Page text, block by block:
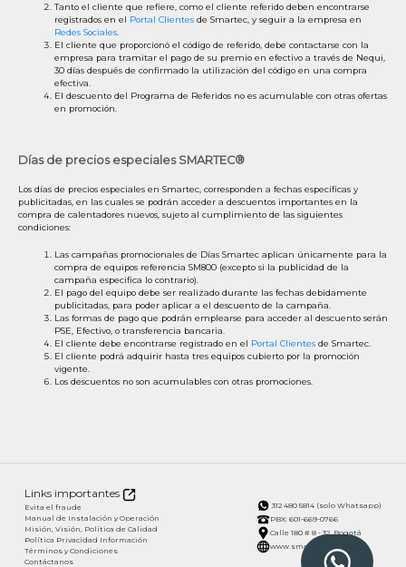
Tanto el cliente que refiere, como el cliente referido deben encontrarse
registrados en el Portal Clientes de Smartec, y seguir a la empresa en
Redes Sociales
El cliente que proporcionó el código de referido, debe contactarse con la
empresa para tramitar el pago de su premio en efectivo a través de Nequi,
30 días después de confirmado la utilización del código en una compra
efectiva.
El descuento del Programa de Referidos no es acumulable con otras ofertas
en promoción.
Días de precios especiales SMARTEC®
Los días de precios especiales en Smartec, corresponden a fechas específicas y
publicitadas, en las cuales se podrán acceder a descuentos importantes en la
compra de calentadores nuevos, sujeto al cumplimiento de las siguientes
condiciones:
Las campañas promocionales de Días Smartec aplican únicamente para la
compra de equipos referencia SM800 (excepto si la publicidad de la
campaña especifica lo contrario).
El pago del equipo debe ser realizado durante las fechas debidamente
publicitadas, para poder aplicar a el descuento de la campaña.
Las formas de pago que podrán emplearse para acceder al descuento serán
PSE, Efectivo, o transferencia bancaria.
El cliente debe encontrarse registrado en el Portal Clientes de Smartec.
El cliente podrá adquirir hasta tres equipos cubierto por la promoción
vigente.
Los descuentos no son acumulables con otras promociones.
Links importantes
Evita el fraude
Manual de Instalación y Operación
Misión, Visión, Política de Calidad
Política Privacidad Información
Términos y Condiciones
Contáctanos
312 480 5814 (solo Whatsapp)
PBX: 601-669-0766
Calle 180 # 8 - 32, Bogotá
www.smartec.com.co